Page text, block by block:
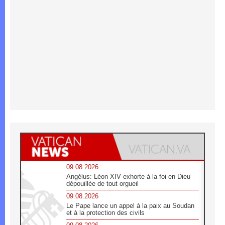
09.08.2026
Angélus: Léon XIV exhorte à la foi en Dieu
dépouillée de tout orgueil
09.08.2026
Le Pape lance un appel à la paix au Soudan
et à la protection des civils